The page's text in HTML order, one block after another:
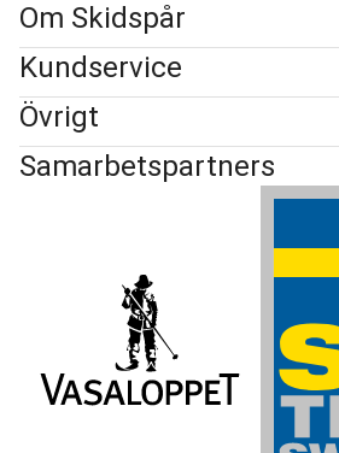
Om Skidspår
Kundservice
Övrigt
Samarbetspartners